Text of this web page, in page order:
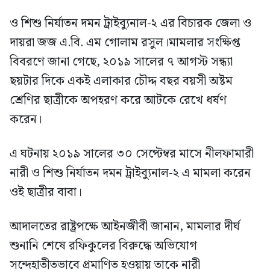
ও শিশু নির্যাতন দমন ট্রাইব্যুনাল-২ এর বিচারক জেলা ও
দায়রা জজ এ.বি. এম গোলাম রসুল।মামলার সংক্ষিপ্ত
বিবরণে জানা গেছে, ২০১৯ সালের ৭ আগস্ট সন্ধ্যা
ছয়টার দিকে একই এলাকার চৌদ্দ বছর বয়সী অষ্টম
শ্রেণির ছাত্রীকে অপহরণ করে আটকে রেখে ধর্ষণ
করেন।
এ ঘটনায় ২০১৯ সালের ৩০ সেপ্টেম্বর মাসে নীলফামারী
নারী ও শিশু নির্যাতন দমন ট্রাইব্যুনাল-২ এ মামলা করেন
ওই ছাত্রীর বাবা।
আদালতের রাষ্ট্রপক্ষে আইনজীবী জানান, মামলার দীর্ঘ
শুনানি শেষে রফিকুলের বিরুদ্ধে অভিযোগ
সন্দেহাতীতভাবে প্রমাণিত হওয়ায় তাকে নারী